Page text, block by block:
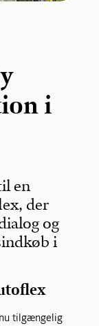
i
en
der
og
i
tilgængelig